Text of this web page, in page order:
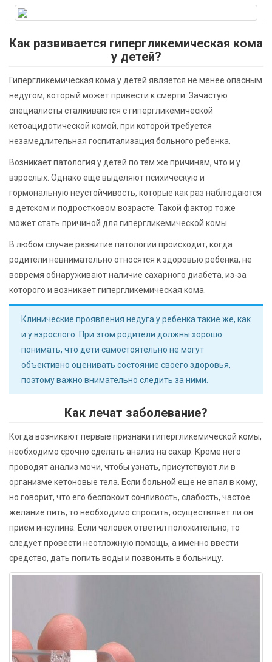
Как развивается гипергликемическая кома
у детей?
Гипергликемическая кома у детей является не менее опасным
недугом, который может привести к смерти. Зачастую
специалисты сталкиваются с гипергликемической
кетоацидотической комой, при которой требуется
незамедлительная госпитализация больного ребенка.
Возникает патология у детей по тем же причинам, что и у
взрослых. Однако еще выделяют психическую и
гормональную неустойчивость, которые как раз наблюдаются
в детском и подростковом возрасте. Такой фактор тоже
может стать причиной для гипергликемической комы.
В любом случае развитие патологии происходит, когда
родители невнимательно относятся к здоровью ребенка, не
вовремя обнаруживают наличие сахарного диабета, из-за
которого и возникает гипергликемическая кома.
Клинические проявления недуга у ребенка такие же, как
и у взрослого. При этом родители должны хорошо
понимать, что дети самостоятельно не могут
объективно оценивать состояние своего здоровья,
поэтому важно внимательно следить за ними.
Как лечат заболевание?
Когда возникают первые признаки гипергликемической комы,
необходимо срочно сделать анализ на сахар. Кроме него
проводят анализ мочи, чтобы узнать, присутствуют ли в
организме кетоновые тела. Если больной еще не впал в кому,
но говорит, что его беспокоит сонливость, слабость, частое
желание пить, то необходимо спросить, осуществляет ли он
прием инсулина. Если человек ответил положительно, то
следует провести неотложную помощь, а именно ввести
средство, дать попить воды и позвонить в больницу.